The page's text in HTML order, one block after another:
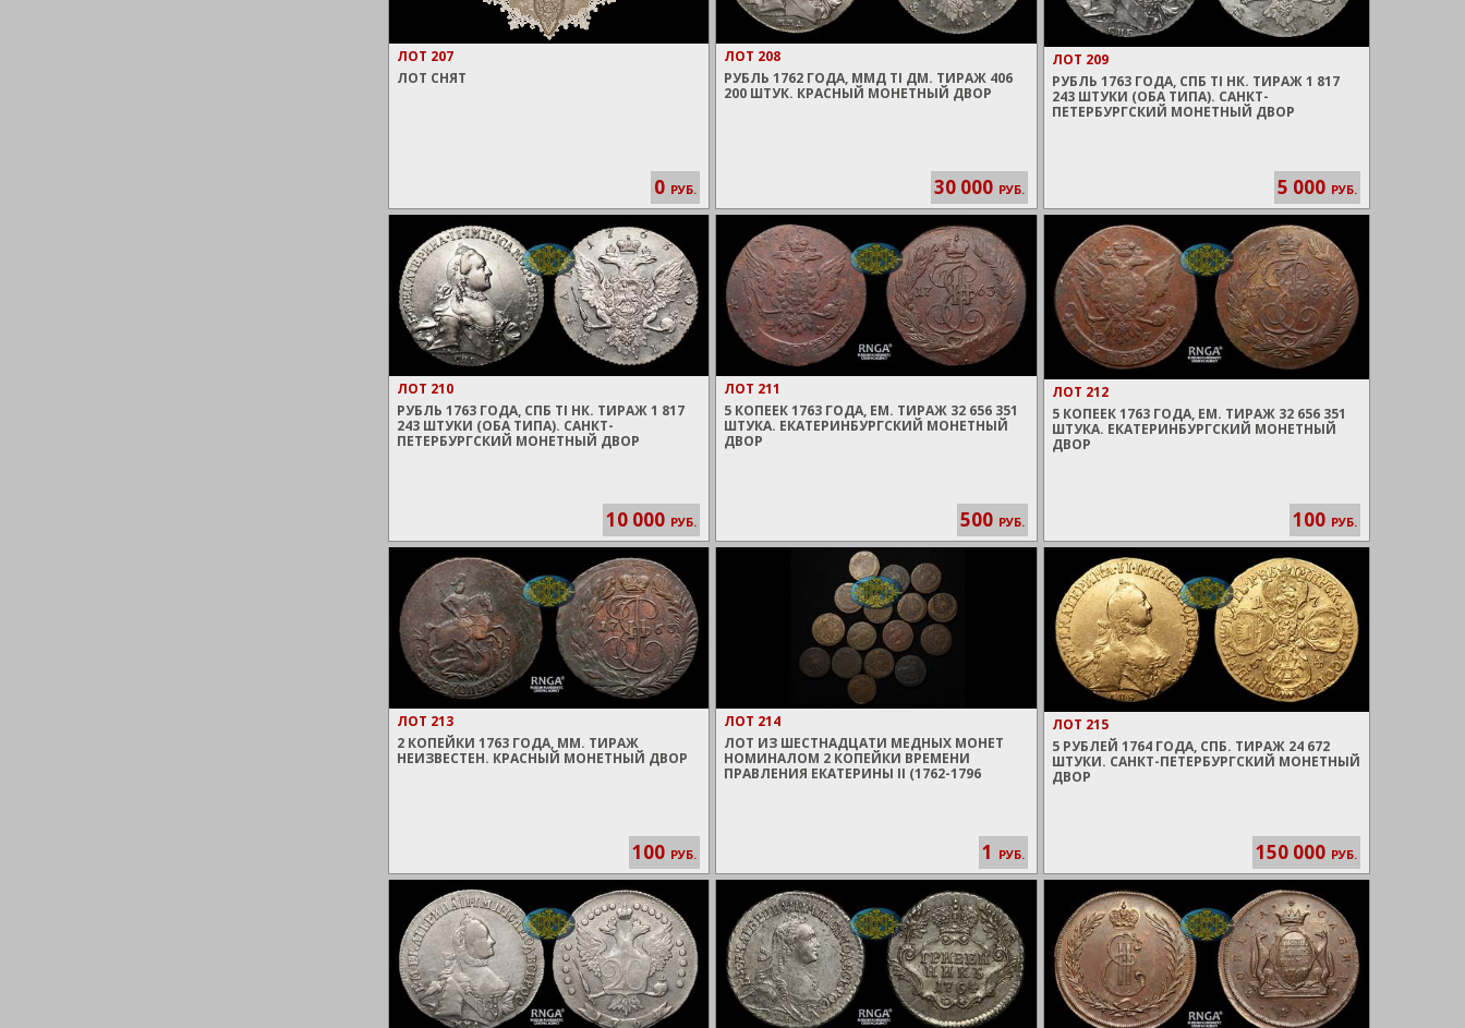
ЛОТ 207
ЛОТ СНЯТ
0 РУБ.
ЛОТ 208
РУБЛЬ 1762 ГОДА, ММД TI ДМ. ТИРАЖ 406
200 ШТУК. КРАСНЫЙ МОНЕТНЫЙ ДВОР
30 000 РУБ.
ЛОТ 209
РУБЛЬ 1763 ГОДА, СПБ TI НК. ТИРАЖ 1 817
243 ШТУКИ (ОБА ТИПА). САНКТ-
ПЕТЕРБУРГСКИЙ МОНЕТНЫЙ ДВОР
5 000 РУБ.
ЛОТ 210
РУБЛЬ 1763 ГОДА, СПБ TI НК. ТИРАЖ 1 817
243 ШТУКИ (ОБА ТИПА). САНКТ-
ПЕТЕРБУРГСКИЙ МОНЕТНЫЙ ДВОР
10 000 РУБ.
ЛОТ 211
5 КОПЕЕК 1763 ГОДА, ЕМ. ТИРАЖ 32 656 351
ШТУКА. ЕКАТЕРИНБУРГСКИЙ МОНЕТНЫЙ
ДВОР
500 РУБ.
ЛОТ 212
5 КОПЕЕК 1763 ГОДА, ЕМ. ТИРАЖ 32 656 351
ШТУКА. ЕКАТЕРИНБУРГСКИЙ МОНЕТНЫЙ
ДВОР
100 РУБ.
ЛОТ 213
2 КОПЕЙКИ 1763 ГОДА, ММ. ТИРАЖ
НЕИЗВЕСТЕН. КРАСНЫЙ МОНЕТНЫЙ ДВОР
100 РУБ.
ЛОТ 214
ЛОТ ИЗ ШЕСТНАДЦАТИ МЕДНЫХ МОНЕТ
НОМИНАЛОМ 2 КОПЕЙКИ ВРЕМЕНИ
ПРАВЛЕНИЯ ЕКАТЕРИНЫ II (1762-1796
1 РУБ.
ЛОТ 215
5 РУБЛЕЙ 1764 ГОДА, СПБ. ТИРАЖ 24 672
ШТУКИ. САНКТ-ПЕТЕРБУРГСКИЙ МОНЕТНЫЙ
ДВОР
150 000 РУБ.